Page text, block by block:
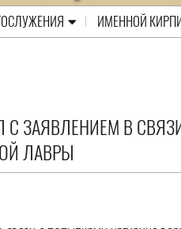
ИМЕННОЙ
ЗАЯВЛЕНИЕМ В
ЛАВРЫ